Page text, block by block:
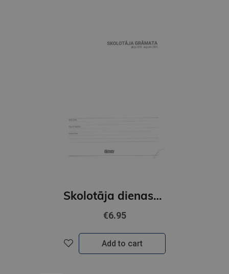
Skolotāja dienasgrāmata - satura bloks 26-27 231682000
€6.95
Add to cart